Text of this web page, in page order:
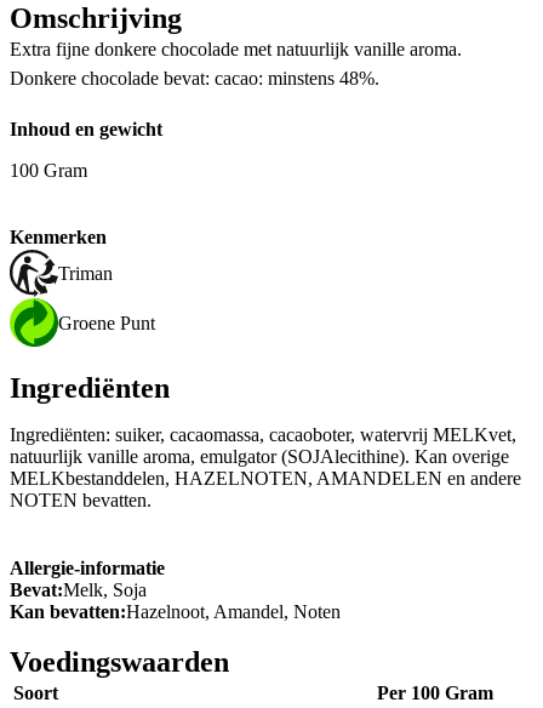
Omschrijving
Extra fijne donkere chocolade met natuurlijk vanille aroma.
Donkere chocolade bevat: cacao: minstens 48%.
Inhoud en gewicht
100 Gram
Kenmerken
Triman
Groene Punt
Ingrediënten
Ingrediënten: suiker, cacaomassa, cacaoboter, watervrij MELKvet,
natuurlijk vanille aroma, emulgator (SOJAlecithine). Kan overige
MELKbestanddelen, HAZELNOTEN, AMANDELEN en andere
NOTEN bevatten.
Allergie-informatie
Bevat:Melk, Soja
Kan bevatten:Hazelnoot, Amandel, Noten
Voedingswaarden
Soort
Per 100 Gram